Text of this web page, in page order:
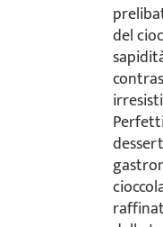
del